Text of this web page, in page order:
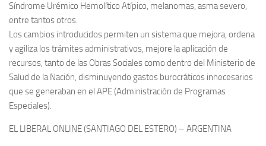
Síndrome Urémico Hemolítico Atípico, melanomas, asma severo,
entre tantos otros.
Los cambios introducidos permiten un sistema que mejora, ordena
y agiliza los trámites administrativos, mejore la aplicación de
recursos, tanto de las Obras Sociales como dentro del Ministerio de
Salud de la Nación, disminuyendo gastos burocráticos innecesarios
que se generaban en el APE (Administración de Programas
Especiales).
EL LIBERAL ONLINE (SANTIAGO DEL ESTERO) – ARGENTINA